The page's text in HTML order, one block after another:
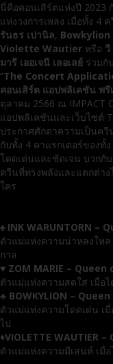
นี่คือคอนเสิร์ตแห่งปี 2023
แห่งวงการเพลง เมื่อทั้ง 4
รันธร เปานิล, Bowkylion
Violette Wautier หรือ วี
มารี เออเจนี เลอเลย์ ร่วมกั
“The Concert
คอนเสิร์ต แอปพลิเคชัน พ
ตุลาคม 2566 ณ IMPACT
แอปพลิเคชันและเว็บไซต์
ประกาศศักดาความเป็นค
กับทั้ง 4 คาแรกเตอร์ของทั้
โดดเด่นและชัดเจน บวกกั
ควีนที่ทรงพลังและแตกต่า
ใคร
♠️ INK WARUNTORN –
ตัวแม่แห่งความน่าหลงให
กาล
♥️ ZOM MARIE –
ตัวแม่แห่งความสดใส เมื่อ
♣️ BOWKYLION –
ตัวแม่แห่งความโดดเด่น เ
ไป
♦️VIOLETTE WAUTIER
ตัวแม่แห่งความมีเสน่ห์ เมื่